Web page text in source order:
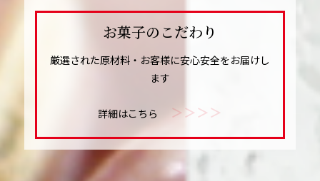
お菓子のこだわり
厳選された原材料・お客様に安心安全をお届けし
ます
詳細はこちら ＞＞＞＞